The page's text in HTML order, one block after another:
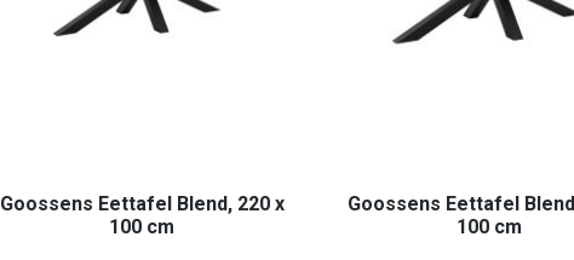
Goossens Eettafel Blend, 220 x
100 cm
Goossens Eettafel
100 cm